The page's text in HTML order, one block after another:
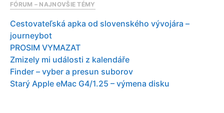
FÓRUM – NAJNOVŠIE TÉMY
Cestovateľská apka od slovenského vývojára –
journeybot
PROSIM VYMAZAT
Zmizely mi události z kalendáře
Finder – vyber a presun suborov
Starý Apple eMac G4/1.25 – výmena disku